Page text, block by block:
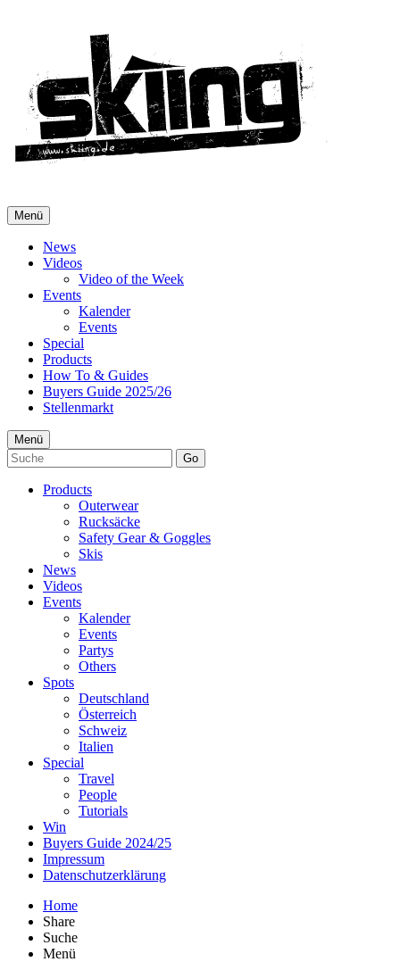
Menü
News
Videos
Video of the Week
Events
Kalender
Events
Special
Products
How To & Guides
Buyers Guide 2025/26
Stellenmarkt
Menü
Go
Products
Outerwear
Rucksäcke
Safety Gear & Goggles
Skis
News
Videos
Events
Kalender
Events
Partys
Others
Spots
Deutschland
Österreich
Schweiz
Italien
Special
Travel
People
Tutorials
Win
Buyers Guide 2024/25
Impressum
Datenschutzerklärung
Home
Share
Suche
Menü